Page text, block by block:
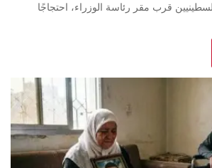
قرب مقر رئاسة الوزراء، احتجاجًا